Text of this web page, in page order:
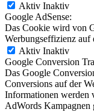
Aktiv Inaktiv
Google AdSense:
Das Cookie wird von
Werbungseffizienz auf
Aktiv Inaktiv
Google Conversion
Das Google
Conversions auf der
Informationen werden
AdWords Kampagnen